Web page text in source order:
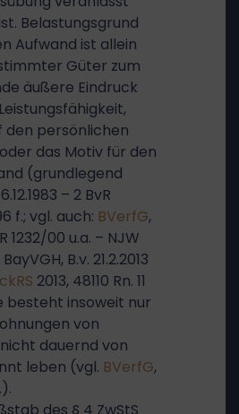
Belastungsgrund
Aufwand ist allein
Güter zum
äußere Eindruck
den persönlichen
das Motiv für den
(grundlegend
– 2 BvR
f.; vgl. auch: BVerfG,
1232/00 u.a. – NJW
B.v. 21.2.2013
2013, 48110 Rn. 11
besteht insoweit nur
von
dauernd von
leben (vgl. BVerfG,